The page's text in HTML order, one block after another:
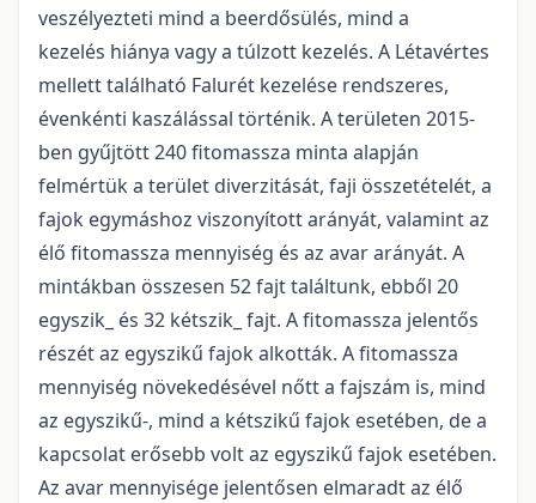
veszélyezteti mind a beerdősülés, mind a
kezelés hiánya vagy a túlzott kezelés. A Létavértes
mellett található Falurét kezelése rendszeres,
évenkénti kaszálással történik. A területen 2015-
ben gyűjtött 240 fitomassza minta alapján
felmértük a terület diverzitását, faji összetételét, a
fajok egymáshoz viszonyított arányát, valamint az
élő fitomassza mennyiség és az avar arányát. A
mintákban összesen 52 fajt találtunk, ebből 20
egyszik_ és 32 kétszik_ fajt. A fitomassza jelentős
részét az egyszikű fajok alkották. A fitomassza
mennyiség növekedésével nőtt a fajszám is, mind
az egyszikű-, mind a kétszikű fajok esetében, de a
kapcsolat erősebb volt az egyszikű fajok esetében.
Az avar mennyisége jelentősen elmaradt az élő